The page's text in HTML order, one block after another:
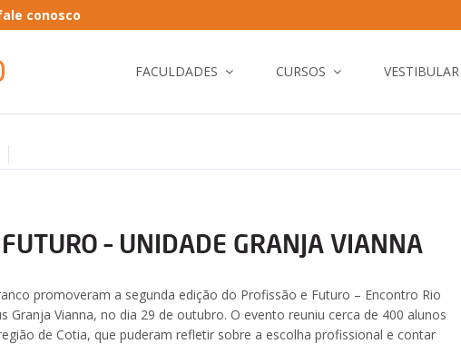
conosco
FACULDADES CURSOS VESTIBULAR
– UNIDADE GRANJA VIANNA
promoveram a segunda edição do Profissão e Futuro – Encontro Rio
Granja Vianna, no dia 29 de outubro. O evento reuniu cerca de 400 alunos
de Cotia, que puderam refletir sobre a escolha profissional e contar